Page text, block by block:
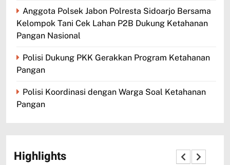
Anggota Polsek Jabon Polresta Sidoarjo Bersama
Kelompok Tani Cek Lahan P2B Dukung Ketahanan
Pangan Nasional
Polisi Dukung PKK Gerakkan Program Ketahanan
Pangan
Polisi Koordinasi dengan Warga Soal Ketahanan
Pangan
Highlights